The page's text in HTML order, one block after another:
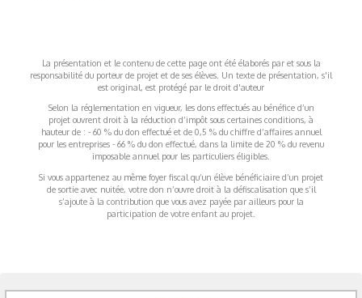
La présentation et le contenu de cette page ont été élaborés par et sous la
responsabilité du porteur de projet et de ses élèves. Un texte de présentation, s'il
est original, est protégé par le droit d'auteur
Selon la réglementation en vigueur, les dons effectués au bénéfice d’un
projet ouvrent droit à la réduction d’impôt sous certaines conditions, à
hauteur de : - 60 % du don effectué et de 0,5 % du chiffre d’affaires annuel
pour les entreprises - 66 % du don effectué, dans la limite de 20 % du revenu
imposable annuel pour les particuliers éligibles.
Si vous appartenez au même foyer fiscal qu’un élève bénéficiaire d’un projet
de sortie avec nuitée, votre don n’ouvre droit à la défiscalisation que s’il
s’ajoute à la contribution que vous avez payée par ailleurs pour la
participation de votre enfant au projet.